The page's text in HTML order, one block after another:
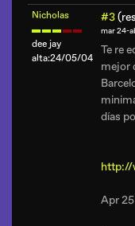
Nicholas
dee jay
alta:24/05/04
#3
mar 24-
Te re
mejor
días
http://
Apr